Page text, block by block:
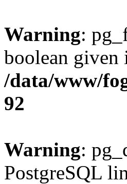
Warning:
boolean given
/data/www/
92
Warning:
PostgreSQL